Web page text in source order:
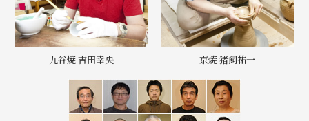
九谷焼 吉田幸央 京焼 猪飼祐一